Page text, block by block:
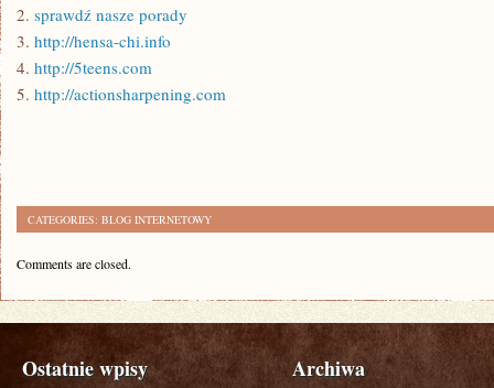
2. sprawdź nasze porady
3. http://hensa-chi.info
4. http://5teens.com
5. http://actionsharpening.com
CATEGORIES: BLOG INTERNETOWY
Comments are closed.
Ostatnie wpisy Archiwa